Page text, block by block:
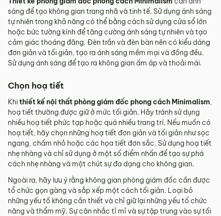
sáng để tạo không gian trang nhã và tinh tế. Sử dụng ánh sáng
tự nhiên trong khả năng có thể bằng cách sử dụng cửa sổ lớn
hoặc bức tường kính để tăng cường ánh sáng tự nhiên và tạo
cảm giác thoáng đãng. Đèn trần và đèn bàn nên có kiểu dáng
đơn giản và tối giản, tạo ra ánh sáng mềm mại và đồng đều.
Sử dụng ánh sáng để tạo ra không gian ấm áp và thoải mái.
Chọn hoạ tiết
Khithiết kế nội thất phòng giám đốc phong cách Minimalism,
hoạ tiết thường được giữ ở mức tối giản. Hãy tránh sử dụng
nhiều hoạ tiết phức tạp hoặc quá nhiều trang trí. Nếu muốn có
hoạ tiết, hãy chọn những hoạ tiết đơn giản và tối giản như sọc
ngang, chấm nhỏ hoặc các họa tiết đơn sắc. Sử dụng hoạ tiết
nhẹ nhàng và chỉ sử dụng ở một số điểm nhấn để tạo sự phá
cách nhẹ nhàng và một chút sự đa dạng cho không gian.
Ngoài ra, hãy lưu ý rằng không gian phòng giám đốc cần được
tổ chức gọn gàng và sắp xếp một cách tối giản. Loại bỏ
những yếu tố không cần thiết và chỉ giữ lại những yếu tố chức
năng và thẩm mỹ. Sự cân nhắc tỉ mỉ và sự tập trung vào sự tối